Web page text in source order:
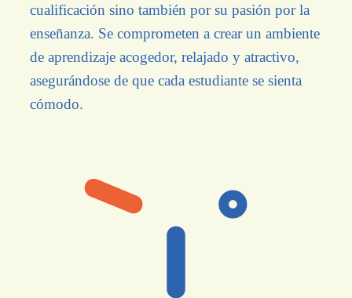
cualificación sino también por su pasión por la
enseñanza. Se comprometen a crear un ambiente
de aprendizaje acogedor, relajado y atractivo,
asegurándose de que cada estudiante se sienta
cómodo.